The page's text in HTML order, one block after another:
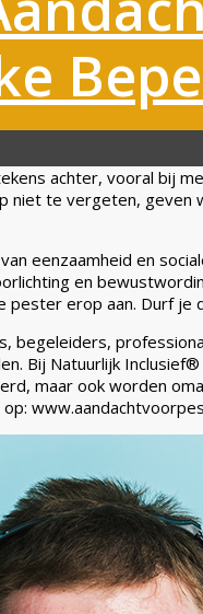
achter, vooral bij
te vergeten, geven
eenzaamheid en
en
erop aan. Durf
Bij Natuurlijk
maar ook worden